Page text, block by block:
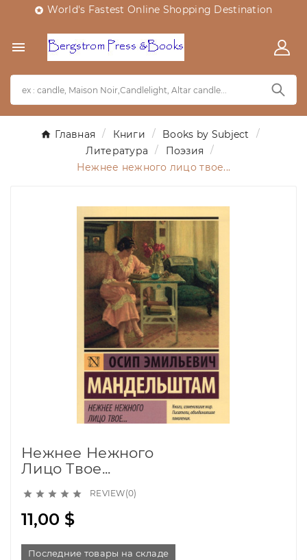
 World's Fastest Online Shopping Destination

Главная Книги
Books by Subject
Литература
Поэзия
Нежнее нежного лицо твое...
Нежнее Нежного
Лицо Твое...
     REVIEW(0)
11,00 $
Последние товары на складе